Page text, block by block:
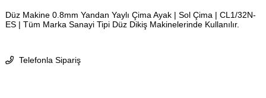
Düz Makine 0.8mm Yandan Yaylı Çima Ayak | Sol Çima | CL1/32N-
ES | Tüm Marka Sanayi Tipi Düz Dikiş Makinelerinde Kullanılır.
Telefonla Sipariş